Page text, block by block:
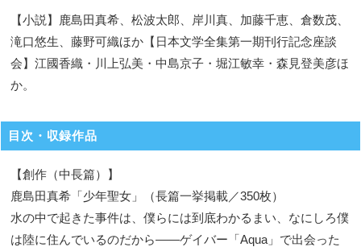
【小説】鹿島田真希、松波太郎、岸川真、加藤千恵、倉数茂、
滝口悠生、藤野可織ほか【日本文学全集第一期刊行記念座談
会】江國香織・川上弘美・中島京子・堀江敏幸・森見登美彦ほ
か。
目次・収録作品
【創作（中長篇）】
鹿島田真希「少年聖女」（長篇一挙掲載／350枚）
水の中で起きた事件は、僕らには到底わかるまい、なにしろ僕
は陸に住んでいるのだから――ゲイバー「Aqua」で出会った